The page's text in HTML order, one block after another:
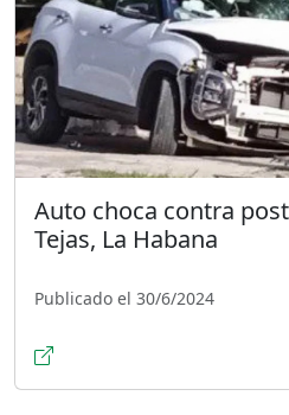
Auto choca contra
Tejas, La Habana
Publicado el 30/6/2024